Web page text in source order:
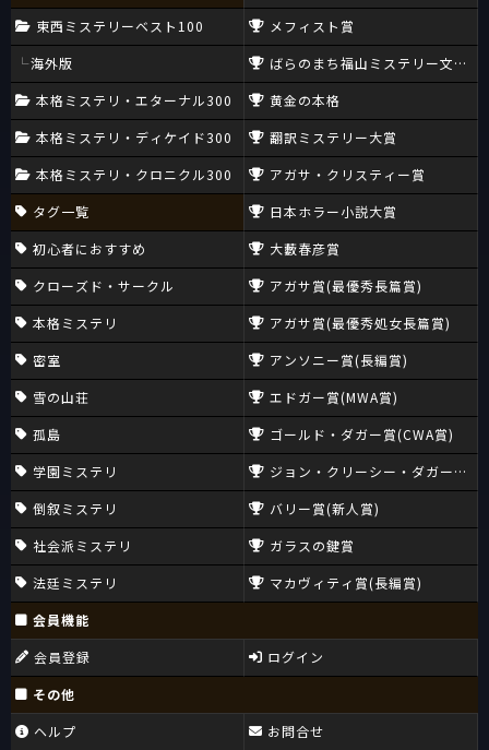
東西ミステリーベスト100
海外版
本格ミステリ・エターナル300
本格ミステリ・ディケイド300
本格ミステリ・クロニクル300
タグ一覧
初心者におすすめ
クローズド・サークル
本格ミステリ
密室
雪の山荘
孤島
学園ミステリ
倒叙ミステリ
社会派ミステリ
法廷ミステリ
メフィスト賞
ばらのまち福山ミステリー文学新
黄金の本格
翻訳ミステリー大賞
アガサ・クリスティー賞
日本ホラー小説大賞
大藪春彦賞
アガサ賞(最優秀長篇賞)
アガサ賞(最優秀処女長篇賞)
アンソニー賞(長編賞)
エドガー賞(MWA賞)
ゴールド・ダガー賞(CWA賞)
ジョン・クリーシー・ダガー賞
バリー賞(新人賞)
ガラスの鍵賞
マカヴィティ賞(長編賞)
会員機能
会員登録
ログイン
その他
ヘルプ
お問合せ